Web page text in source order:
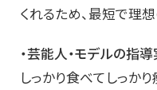
くれるため、最短で理
・芸能人・モデルの指
しっかり食べてしっか